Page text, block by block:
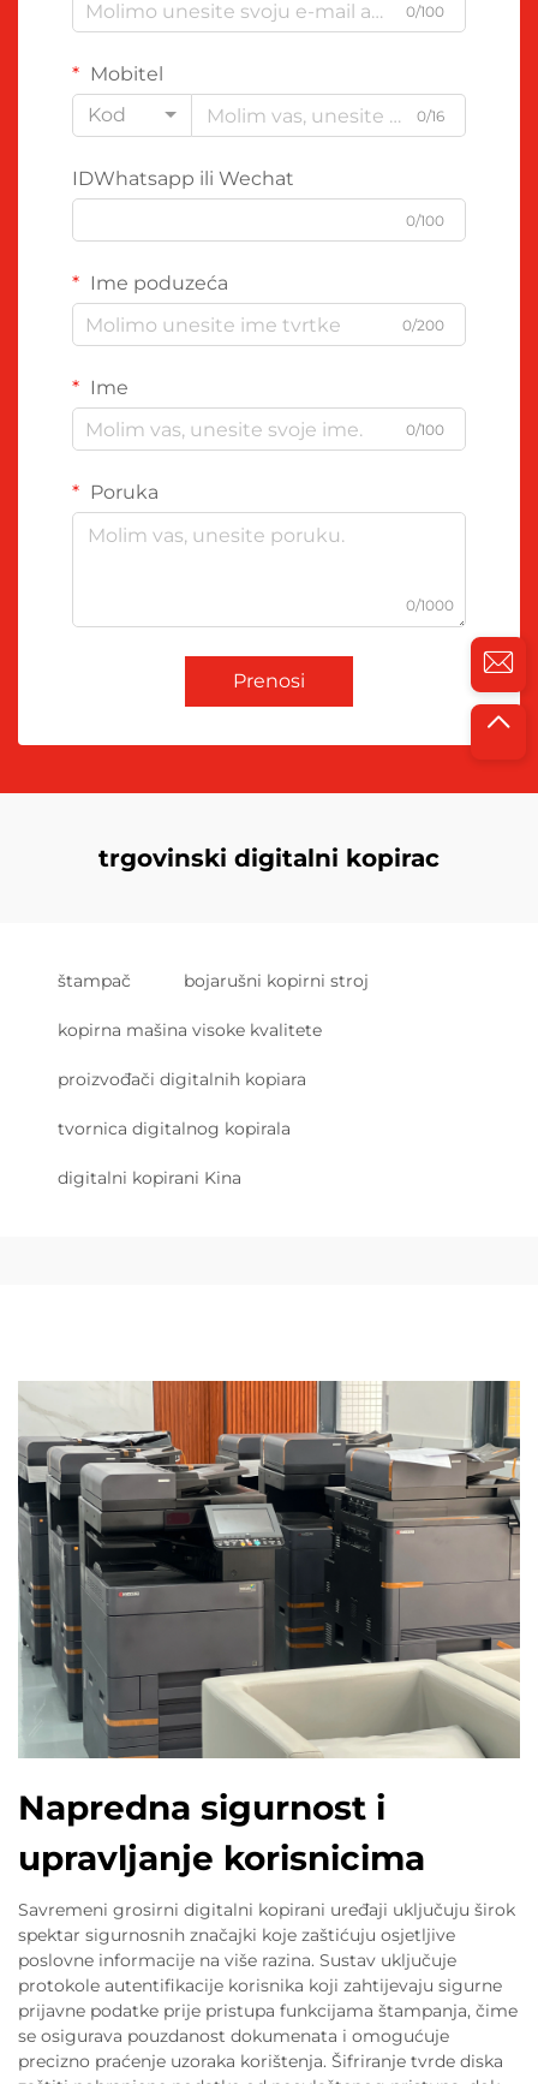
0/100
Mobitel
Kod
0/16
IDWhatsapp ili Wechat
0/100
Ime poduzeća
0/200
Ime
0/100
Poruka
0/1000
Prenosi
trgovinski digitalni kopirac
štampač bojarušni kopirni stroj
kopirna mašina visoke kvalitete
proizvođači digitalnih kopiara
tvornica digitalnog kopirala
digitalni kopirani Kina
Napredna sigurnost i
upravljanje korisnicima
Savremeni grosirni digitalni kopirani uređaji uključuju širok
spektar sigurnosnih značajki koje zaštićuju osjetljive
poslovne informacije na više razina. Sustav uključuje
protokole autentifikacije korisnika koji zahtijevaju sigurne
prijavne podatke prije pristupa funkcijama štampanja, čime
se osigurava pouzdanost dokumenata i omogućuje
precizno praćenje uzoraka korištenja. Šifriranje tvrde diska